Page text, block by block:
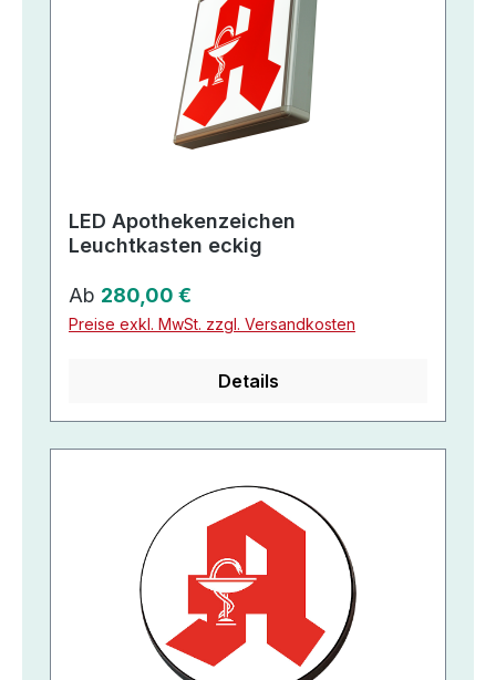
LED Apothekenzeichen
Leuchtkasten eckig
Regulärer Preis:
Ab 280,00 €
Preise exkl. MwSt. zzgl. Versandkosten
Details